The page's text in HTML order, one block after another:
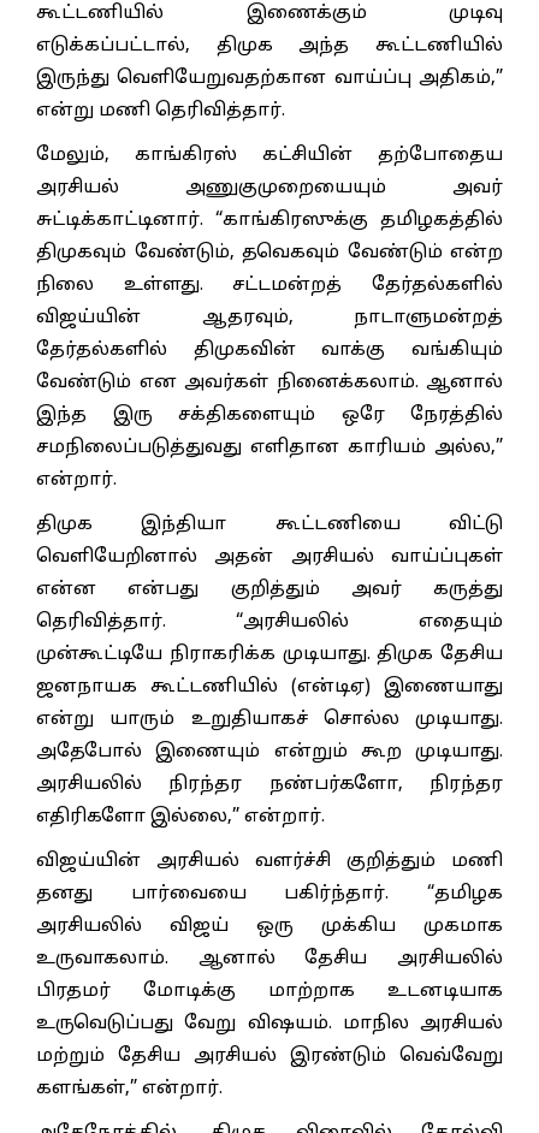
கூட்டணியில் இணைக்கும் முடிவு
எடுக்கப்பட்டால், திமுக அந்த கூட்டணியில்
இருந்து வெளியேறுவதற்கான வாய்ப்பு அதிகம்,”
என்று மணி தெரிவித்தார்.
மேலும், காங்கிரஸ் கட்சியின் தற்போதைய
அரசியல் அணுகுமுறையையும் அவர்
சுட்டிக்காட்டினார். “காங்கிரஸுக்கு தமிழகத்தில்
திமுகவும் வேண்டும், தவெகவும் வேண்டும் என்ற
நிலை உள்ளது. சட்டமன்றத் தேர்தல்களில்
விஜய்யின் ஆதரவும், நாடாளுமன்றத்
தேர்தல்களில் திமுகவின் வாக்கு வங்கியும்
வேண்டும் என அவர்கள் நினைக்கலாம். ஆனால்
இந்த இரு சக்திகளையும் ஒரே நேரத்தில்
சமநிலைப்படுத்துவது எளிதான காரியம் அல்ல,”
என்றார்.
திமுக இந்தியா கூட்டணியை விட்டு
வெளியேறினால் அதன் அரசியல் வாய்ப்புகள்
என்ன என்பது குறித்தும் அவர் கருத்து
தெரிவித்தார். “அரசியலில் எதையும்
முன்கூட்டியே நிராகரிக்க முடியாது. திமுக தேசிய
ஜனநாயக கூட்டணியில் (என்டிஏ) இணையாது
என்று யாரும் உறுதியாகச் சொல்ல முடியாது.
அதேபோல் இணையும் என்றும் கூற முடியாது.
அரசியலில் நிரந்தர நண்பர்களோ, நிரந்தர
எதிரிகளோ இல்லை,” என்றார்.
விஜய்யின் அரசியல் வளர்ச்சி குறித்தும் மணி
தனது பார்வையை பகிர்ந்தார். “தமிழக
அரசியலில் விஜய் ஒரு முக்கிய முகமாக
உருவாகலாம். ஆனால் தேசிய அரசியலில்
பிரதமர் மோடிக்கு மாற்றாக உடனடியாக
உருவெடுப்பது வேறு விஷயம். மாநில அரசியல்
மற்றும் தேசிய அரசியல் இரண்டும் வெவ்வேறு
களங்கள்,” என்றார்.